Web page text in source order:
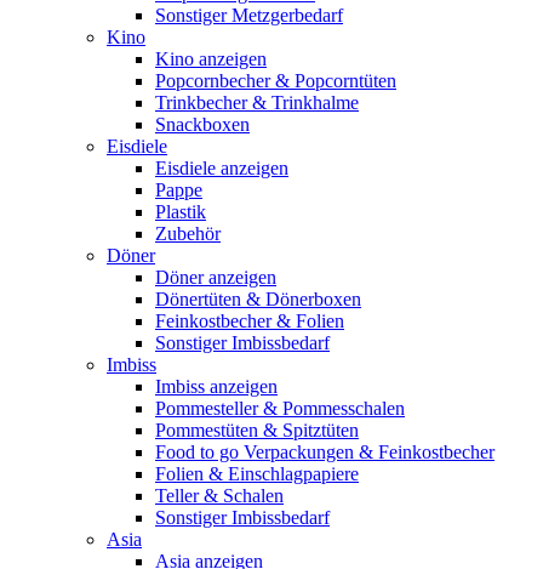
Sonstiger Metzgerbedarf
Kino
Kino anzeigen
Popcornbecher & Popcorntüten
Trinkbecher & Trinkhalme
Snackboxen
Eisdiele
Eisdiele anzeigen
Pappe
Plastik
Zubehör
Döner
Döner anzeigen
Dönertüten & Dönerboxen
Feinkostbecher & Folien
Sonstiger Imbissbedarf
Imbiss
Imbiss anzeigen
Pommesteller & Pommesschalen
Pommestüten & Spitztüten
Food to go Verpackungen & Feinkostbecher
Folien & Einschlagpapiere
Teller & Schalen
Sonstiger Imbissbedarf
Asia
Asia anzeigen